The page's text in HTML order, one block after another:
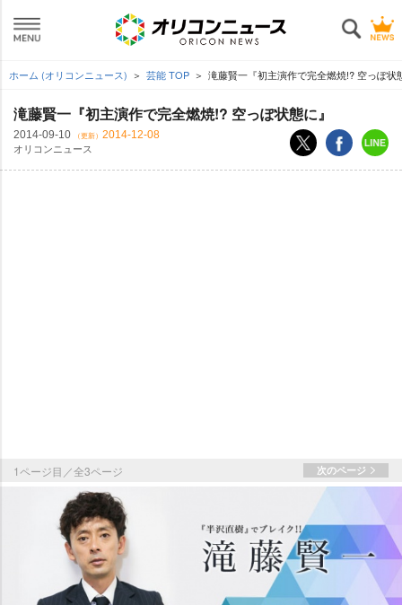
ホーム (オリコンニュース) 芸能 TOP 滝藤賢一『初主演作で完全燃焼!? 空っぽ状
滝藤賢一『初主演作で完全燃焼!? 空っぽ状態に』
2014-09-10 （更新） 2014-12-08
オリコンニュース
1ページ目／全3ページ 次のページ